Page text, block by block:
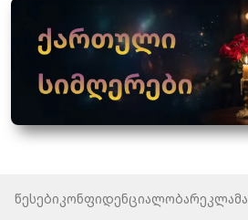
წესებიკონფიდენციალობარეკლამა